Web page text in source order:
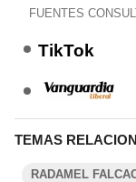
FUENTES
TikTok
TEMAS
RADAMEL